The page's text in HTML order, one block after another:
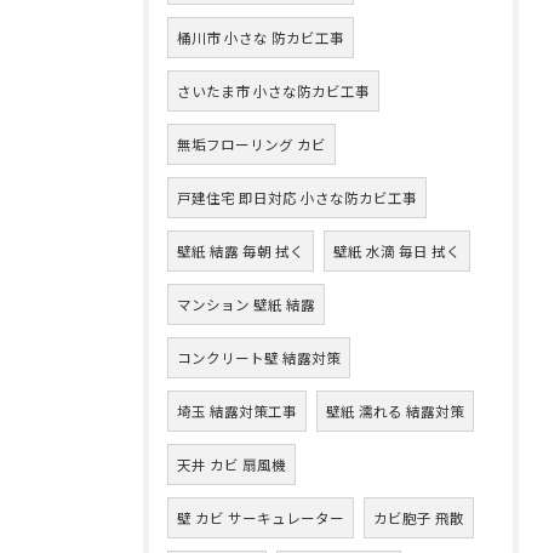
桶川市 小さな 防カビ工事
さいたま市 小さな防カビ工事
無垢フローリング カビ
戸建住宅 即日対応 小さな防カビ工事
壁紙 結露 毎朝 拭く 壁紙 水滴 毎日 拭く
マンション 壁紙 結露
コンクリート壁 結露対策
埼玉 結露対策工事 壁紙 濡れる 結露対策
天井 カビ 扇風機
壁 カビ サーキュレーター カビ胞子 飛散